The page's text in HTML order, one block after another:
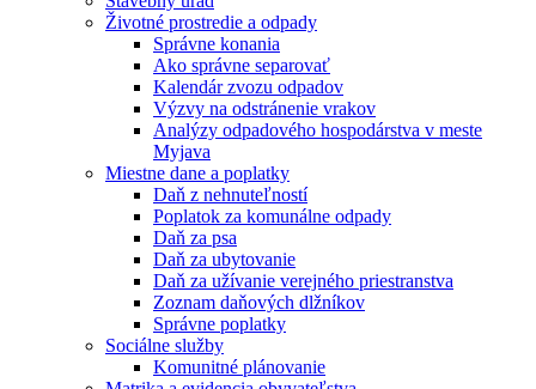
Životné prostredie a odpady
Správne konania
Ako správne separovať
Kalendár zvozu odpadov
Výzvy na odstránenie vrakov
Analýzy odpadového hospodárstva v meste
Myjava
Miestne dane a poplatky
Daň z nehnuteľností
Poplatok za komunálne odpady
Daň za psa
Daň za ubytovanie
Daň za užívanie verejného priestranstva
Zoznam daňových dlžníkov
Správne poplatky
Sociálne služby
Komunitné plánovanie